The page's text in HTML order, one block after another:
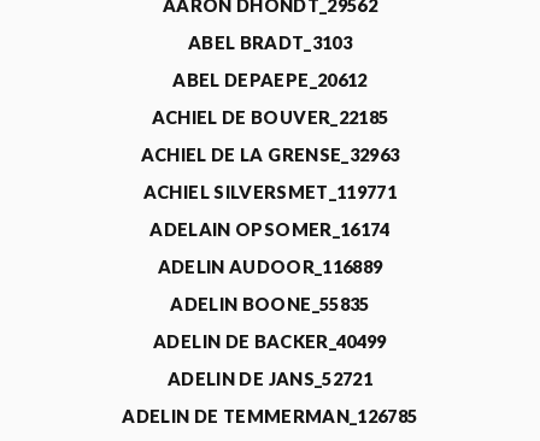
AARON DHONDT_29562
ABEL BRADT_3103
ABEL DEPAEPE_20612
ACHIEL DE BOUVER_22185
ACHIEL DE LA GRENSE_32963
ACHIEL SILVERSMET_119771
ADELAIN OPSOMER_16174
ADELIN AUDOOR_116889
ADELIN BOONE_55835
ADELIN DE BACKER_40499
ADELIN DE JANS_52721
ADELIN DE TEMMERMAN_126785